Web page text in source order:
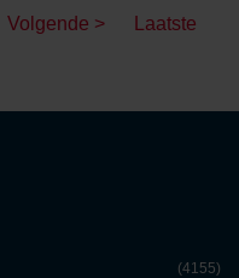
Volgende >
Laatste
(4155)